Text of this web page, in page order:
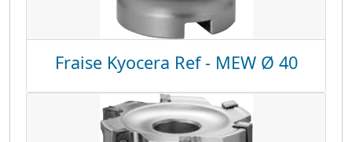
Fraise Kyocera Ref - MEW Ø 40